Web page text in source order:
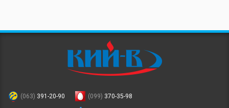
(063) 391-20-90 (099) 370-35-98